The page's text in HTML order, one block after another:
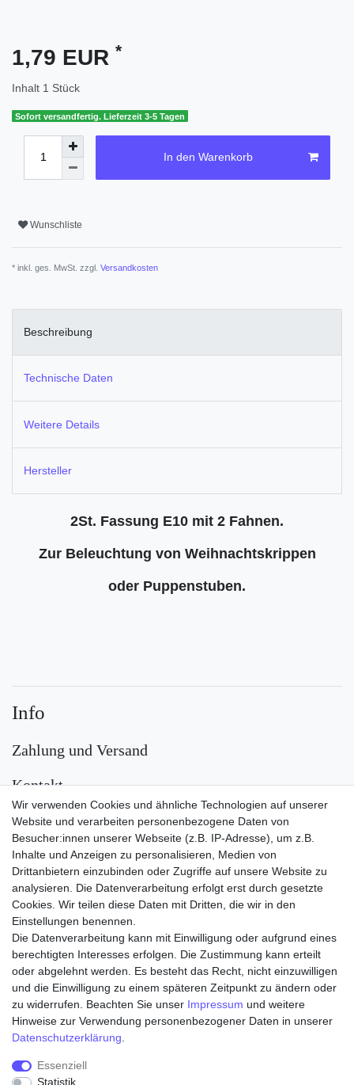
1,79 EUR *
Inhalt 1 Stück
Sofort versandfertig. Lieferzeit 3-5 Tagen
In den Warenkorb
Wunschliste
* inkl. ges. MwSt. zzgl. Versandkosten
Beschreibung
Technische Daten
Weitere Details
Hersteller
2St. Fassung E10 mit 2 Fahnen.
Zur Beleuchtung von Weihnachtskrippen
oder Puppenstuben.
Wir verwenden Cookies und ähnliche Technologien auf unserer
Website und verarbeiten personenbezogene Daten von
Besucher:innen unserer Webseite (z.B. IP-Adresse), um z.B.
Inhalte und Anzeigen zu personalisieren, Medien von
Drittanbietern einzubinden oder Zugriffe auf unsere Website zu
analysieren. Die Datenverarbeitung erfolgt erst durch gesetzte
Cookies. Wir teilen diese Daten mit Dritten, die wir in den
Einstellungen benennen.
Die Datenverarbeitung kann mit Einwilligung oder aufgrund eines
berechtigten Interesses erfolgen. Die Zustimmung kann erteilt
oder abgelehnt werden. Es besteht das Recht, nicht einzuwilligen
und die Einwilligung zu einem späteren Zeitpunkt zu ändern oder
zu widerrufen. Beachten Sie unser Impressum und weitere
Hinweise zur Verwendung personenbezogener Daten in unserer
Daten­schutz­erklärung
Essenziell
Statistik
Info
Zahlung und Versand
Kontakt
Versand
Zahlungsarten